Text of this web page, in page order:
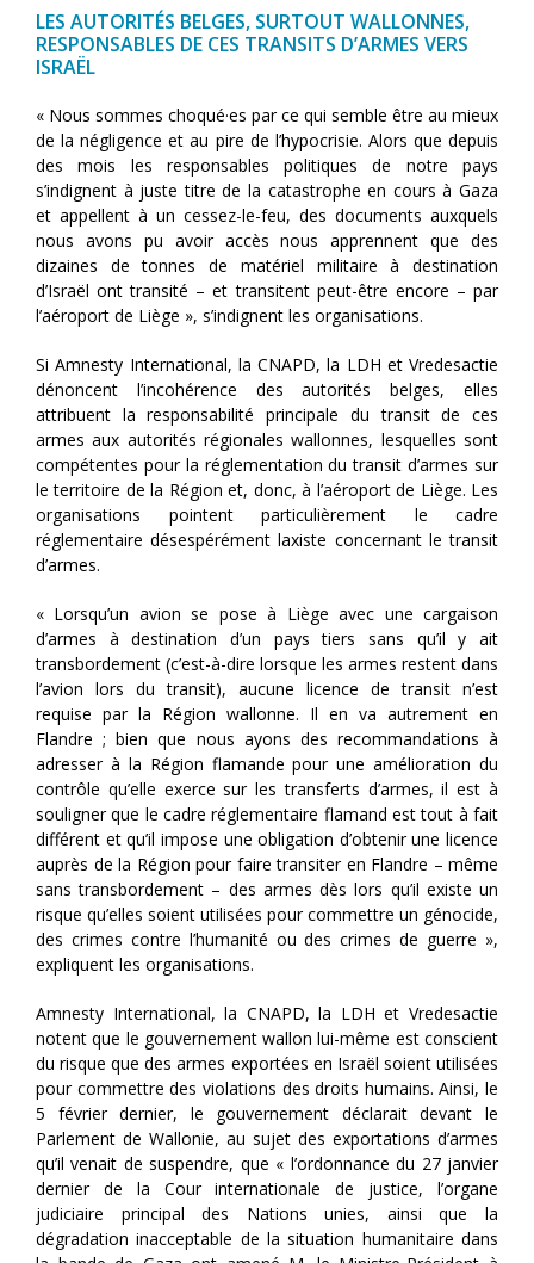
LES AUTORITÉS BELGES, SURTOUT WALLONNES,
RESPONSABLES DE CES TRANSITS D’ARMES VERS
ISRAËL
« Nous sommes choqué·es par ce qui semble être au mieux
de la négligence et au pire de l’hypocrisie. Alors que depuis
des mois les responsables politiques de notre pays
s’indignent à juste titre de la catastrophe en cours à Gaza
et appellent à un cessez-le-feu, des documents auxquels
nous avons pu avoir accès nous apprennent que des
dizaines de tonnes de matériel militaire à destination
d’Israël ont transité – et transitent peut-être encore – par
l’aéroport de Liège », s’indignent les organisations.
Si Amnesty International, la CNAPD, la LDH et Vredesactie
dénoncent l’incohérence des autorités belges, elles
attribuent la responsabilité principale du transit de ces
armes aux autorités régionales wallonnes, lesquelles sont
compétentes pour la réglementation du transit d’armes sur
le territoire de la Région et, donc, à l’aéroport de Liège. Les
organisations pointent particulièrement le cadre
réglementaire désespérément laxiste concernant le transit
d’armes.
« Lorsqu’un avion se pose à Liège avec une cargaison
d’armes à destination d’un pays tiers sans qu’il y ait
transbordement (c’est-à-dire lorsque les armes restent dans
l’avion lors du transit), aucune licence de transit n’est
requise par la Région wallonne. Il en va autrement en
Flandre ; bien que nous ayons des recommandations à
adresser à la Région flamande pour une amélioration du
contrôle qu’elle exerce sur les transferts d’armes, il est à
souligner que le cadre réglementaire flamand est tout à fait
différent et qu’il impose une obligation d’obtenir une licence
auprès de la Région pour faire transiter en Flandre – même
sans transbordement – des armes dès lors qu’il existe un
risque qu’elles soient utilisées pour commettre un génocide,
des crimes contre l’humanité ou des crimes de guerre »,
expliquent les organisations.
Amnesty International, la CNAPD, la LDH et Vredesactie
notent que le gouvernement wallon lui-même est conscient
du risque que des armes exportées en Israël soient utilisées
pour commettre des violations des droits humains. Ainsi, le
5 février dernier, le gouvernement déclarait devant le
Parlement de Wallonie, au sujet des exportations d’armes
qu’il venait de suspendre, que « l’ordonnance du 27 janvier
dernier de la Cour internationale de justice, l’organe
judiciaire principal des Nations unies, ainsi que la
dégradation inacceptable de la situation humanitaire dans